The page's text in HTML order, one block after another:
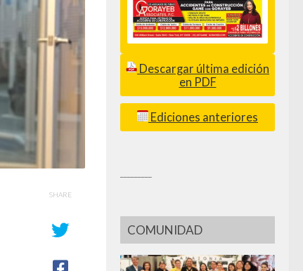
SHARE
Descargar última edición
en PDF
Ediciones anteriores
COMUNIDAD